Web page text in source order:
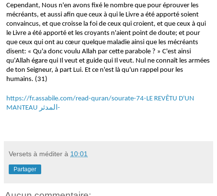
Cependant, Nous n'en avons fixé le nombre que pour éprouver les
mécréants, et aussi afin que ceux à qui le Livre a été apporté soient
convaincus, et que croisse la foi de ceux qui croient, et que ceux à qui
le Livre a été apporté et les croyants n'aient point de doute; et pour
que ceux qui ont au cœur quelque maladie ainsi que les mécréants
disent: « Qu'a donc voulu Allah par cette parabole ? » C'est ainsi
qu'Allah égare qui Il veut et guide qui Il veut. Nul ne connaît les armées
de ton Seigneur, à part Lui. Et ce n'est là qu'un rappel pour les
humains. (31)
https://fr.assabile.com/read-quran/sourate-74-LE REVÊTU D'UN
MANTEAU المدثر-
Versets à méditer à 10:01
Partager